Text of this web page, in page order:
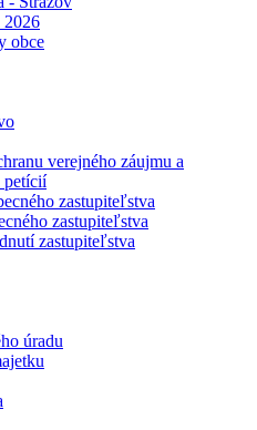
2026
obce
verejného záujmu a
petícií
zastupiteľstva
zastupiteľstva
zastupiteľstva
úradu